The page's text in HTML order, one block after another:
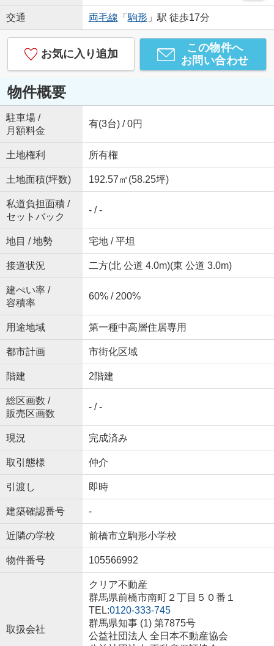
交通 両毛線 「 駒形」駅 徒歩17分
お気に入り追加
この物件へ
お問い合わせ
物件概要
駐車場 /
月額料金
有(3台) / 0円
土地権利 所有権
土地面積(坪数) 192.57㎡(58.25坪)
私道負担面積 /
セットバック
- / -
地目 / 地勢 宅地 / 平坦
接道状況 二方(北 公道 4.0m)(東 公道 3.0m)
建ぺい率 /
容積率
60% / 200%
用途地域 第一種中高層住居専用
都市計画 市街化区域
階建 2階建
総区画数 /
販売区画数
- / -
現況 完成済み
取引態様 仲介
引渡し 即時
建築確認番号 -
近隣の学校 前橋市立駒形小学校
物件番号 105566992
取扱会社
クリア不動産
群馬県前橋市南町２丁目５０番１
TEL:0120-333-745
群馬県知事 (1) 第7875号
公益社団法人 全日本不動産協会